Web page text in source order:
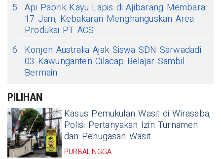
5 Api Pabrik Kayu Lapis di Ajibarang Membara
17 Jam, Kebakaran Menghanguskan Area
Produksi PT ACS
6
Konjen Australia Ajak Siswa SDN Sarwadadi
03 Kawunganten Cilacap Belajar Sambil
Bermain
PILIHAN
Kasus Pemukulan Wasit di Wirasaba,
Polisi Pertanyakan Izin Turnamen
dan Penugasan Wasit
PURBALINGGA